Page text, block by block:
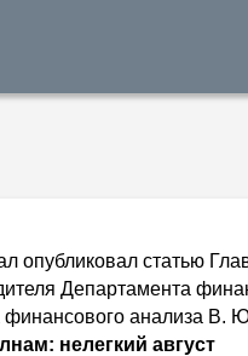
опубликовал статью
Департамента
анализа В.
нелегкий август